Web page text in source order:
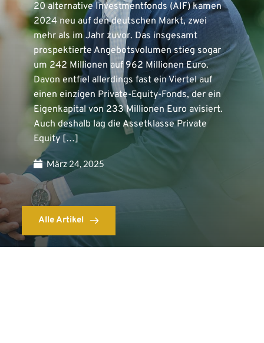
20 alternative Investmentfonds (AIF) kamen
2024 neu auf den deutschen Markt, zwei
mehr als im Jahr zuvor. Das insgesamt
prospektierte Angebotsvolumen stieg sogar
um 242 Millionen auf 962 Millionen Euro.
Davon entfiel allerdings fast ein Viertel auf
einen einzigen Private-Equity-Fonds, der ein
Eigenkapital von 233 Millionen Euro avisiert.
Auch deshalb lag die Assetklasse Private
Equity […]
März 24, 2025
Alle Artikel